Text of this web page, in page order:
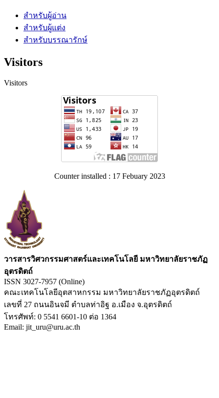
สำหรับผู้อ่าน
สำหรับผู้แต่ง
สำหรับบรรณารักษ์
Visitors
Visitors
Counter installed : 17 Febuary 2023
วารสารวิศวกรรมศาสตร์และเทคโนโลยี มหาวิทยาลัยราชภัฏ
อุตรดิตถ์
ISSN 3027-7957 (Online)
คณะเทคโนโลยีอุตสาหกรรม มหาวิทยาลัยราชภัฏอุตรดิตถ์
เลขที่ 27 ถนนอินจมี ตำบลท่าอิฐ อ.เมือง จ.อุตรดิตถ์
โทรศัพท์: 0 5541 6601-10 ต่อ 1364
Email: jit_uru@uru.ac.th